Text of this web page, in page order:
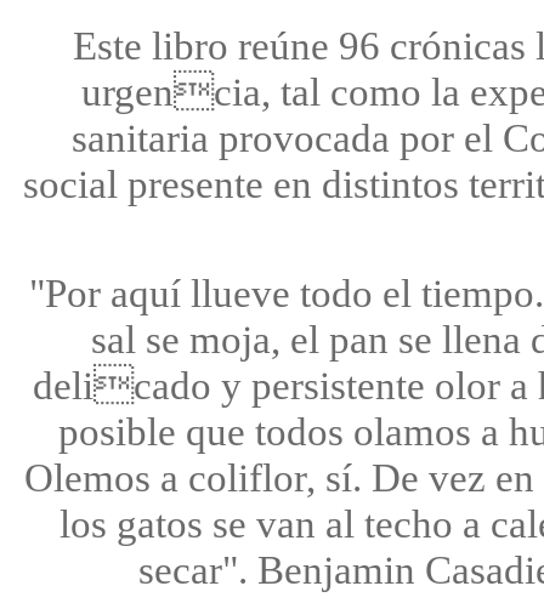
Este libro reúne 96
urgencia, tal como la
sanitaria provocada por el
social presente en distintos
"Por aquí llueve todo el
sal se moja, el pan se llena
delicado y persistente olor a
posible que todos olamos a
Olemos a coliflor, sí. De vez
los gatos se van al techo a
secar". Benjamin